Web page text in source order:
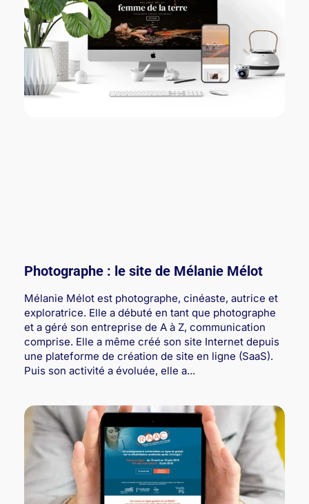
Photographe : le site de Mélanie Mélot
Mélanie Mélot est photographe, cinéaste, autrice et
exploratrice. Elle a débuté en tant que photographe
et a géré son entreprise de A à Z, communication
comprise. Elle a même créé son site Internet depuis
une plateforme de création de site en ligne (SaaS).
Puis son activité a évoluée, elle a